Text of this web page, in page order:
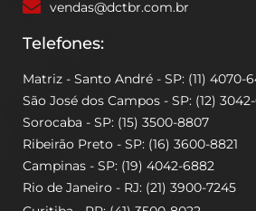
vendas@dctbr.com.br
Telefones:
Matriz - Santo André - SP: (11) 4070-
São José dos Campos - SP: (12)
Sorocaba - SP: (15) 3500-8807
Ribeirão Preto - SP: (16) 3600-8821
Campinas - SP: (19) 4042-6882
Rio de Janeiro - RJ: (21) 3900-7245